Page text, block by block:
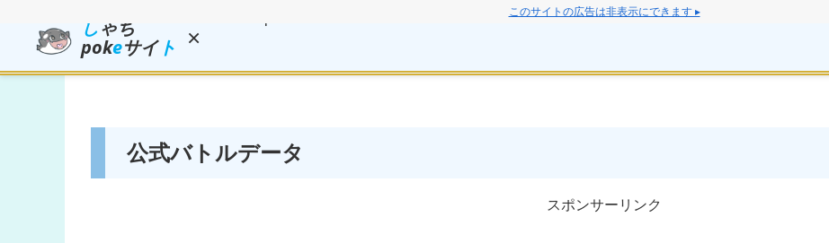
このサイトの広告は非表示にできます ▸
しゃち
pokeサイト ×
公式バトルデータ
スポンサーリンク